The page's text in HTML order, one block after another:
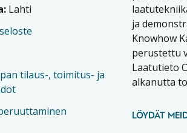
Lahti
tilaus-, toimitus- ja
ja
Knowhow
perustettu
Laatutieto
alkanutta
LÖYDÄT